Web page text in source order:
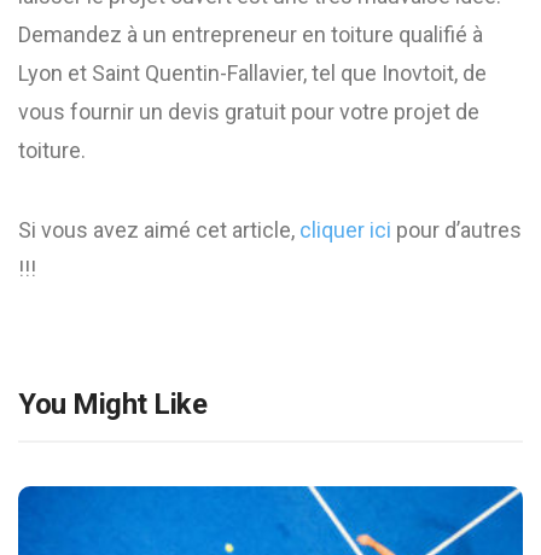
Demandez à un entrepreneur en toiture qualifié à
Lyon et Saint Quentin-Fallavier, tel que Inovtoit, de
vous fournir un devis gratuit pour votre projet de
toiture.
Si vous avez aimé cet article, cliquer ici pour d’autres
!!!
You Might Like